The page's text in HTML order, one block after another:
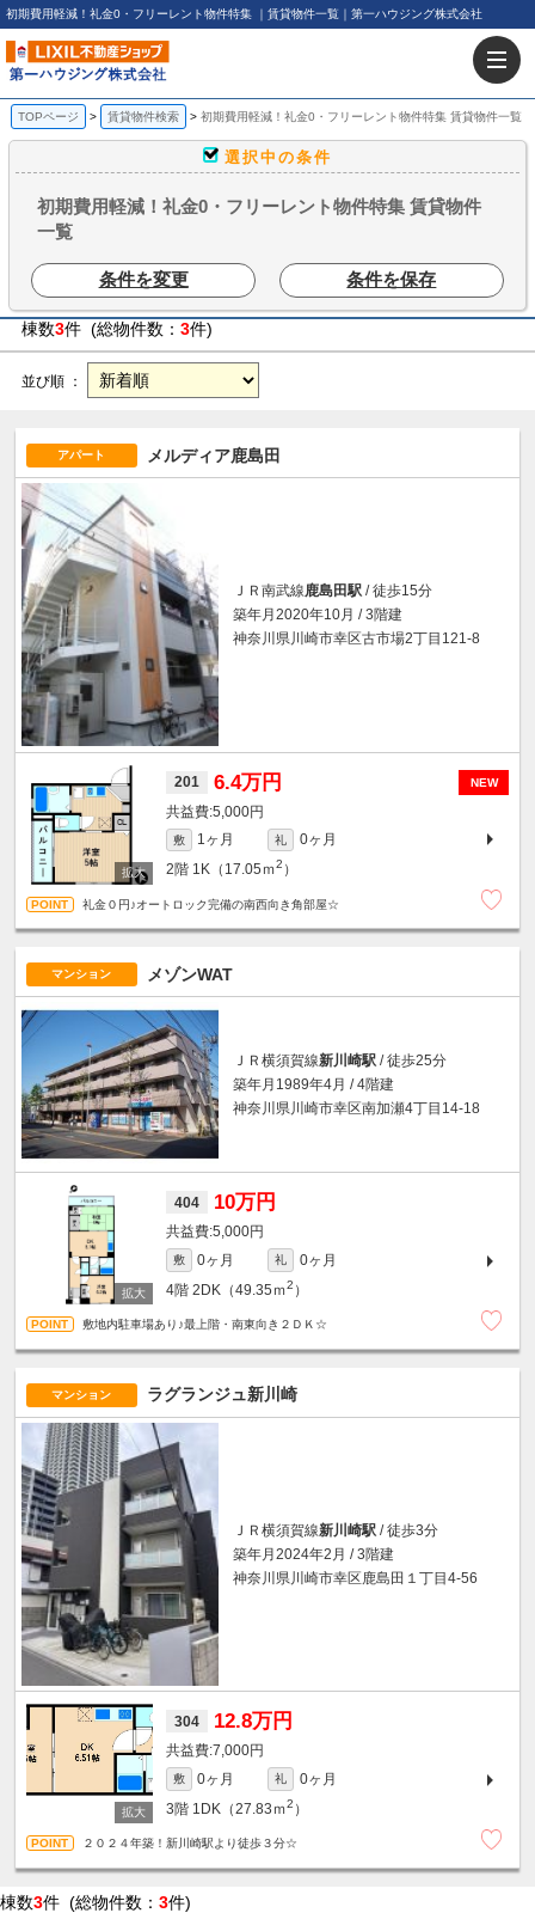
初期費用軽減！礼金0・フリーレント物件特集 ｜賃貸物件一覧｜第一ハウジング株式会社
TOPページ 賃貸物件検索 初期費用軽減！礼金0・フリーレント物件特集 賃貸物件一覧
選択中の条件
初期費用軽減！礼金0・フリーレント物件特集 賃貸物件
一覧
条件を変更 条件を保存
棟数3件 (総物件数： 3件)
並び順 ：
アパート メルディア鹿島田
ＪＲ南武線鹿島田駅 / 徒歩15分
築年月2020年10月 / 3階建
神奈川県川崎市幸区古市場2丁目121-8
NEW
201 6.4万円
5,000円
敷 1ヶ月 礼
0ヶ月
2階 1K（17.05ｍ2 ）
礼金０円♪オートロック完備の南西向き角部屋☆
マンション メゾンWAT
ＪＲ横須賀線新川崎駅 / 徒歩25分
築年月1989年4月 / 4階建
神奈川県川崎市幸区南加瀬4丁目14-18
404 10万円
5,000円
敷 0ヶ月 礼
0ヶ月
4階 2DK（49.35ｍ2 ）
敷地内駐車場あり♪最上階・南東向き２ＤＫ☆
マンション ラグランジュ新川崎
ＪＲ横須賀線新川崎駅 / 徒歩3分
築年月2024年2月 / 3階建
神奈川県川崎市幸区鹿島田１丁目4-56
304 12.8万円
7,000円
敷 0ヶ月 礼
0ヶ月
3階 1DK（27.83ｍ2 ）
２０２４年築！新川崎駅より徒歩３分☆
棟数3件 (総物件数： 3件)